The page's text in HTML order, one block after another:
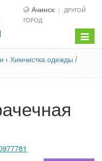
Ачинск
ДРУГОЙ
ГОРОД
меню
› Химчистка одежды /